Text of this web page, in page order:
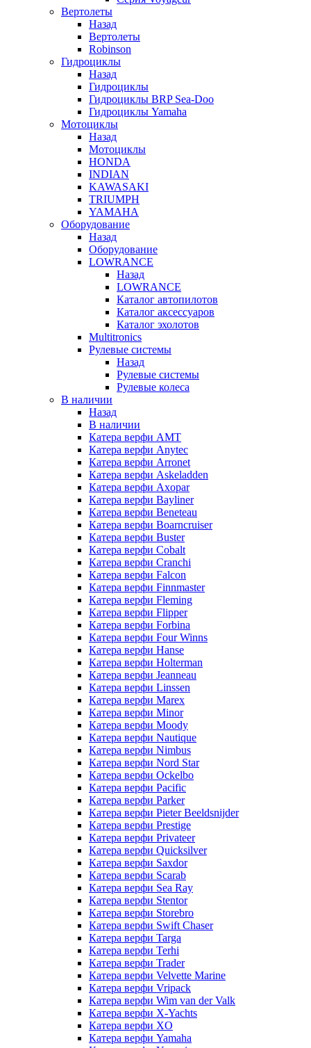
Вертолеты
Назад
Вертолеты
Robinson
Гидроциклы
Назад
Гидроциклы
Гидроциклы BRP Sea-Doo
Гидроциклы Yamaha
Мотоциклы
Назад
Мотоциклы
HONDA
INDIAN
KAWASAKI
TRIUMPH
YAMAHA
Оборудование
Назад
Оборудование
LOWRANCE
Назад
LOWRANCE
Каталог автопилотов
Каталог аксессуаров
Каталог эхолотов
Multitronics
Рулевые системы
Назад
Рулевые системы
Рулевые колеса
В наличии
Назад
В наличии
Катера верфи AMT
Катера верфи Anytec
Катера верфи Arronet
Катера верфи Askeladden
Катера верфи Axopar
Катера верфи Bayliner
Катера верфи Beneteau
Катера верфи Boarncruiser
Катера верфи Buster
Катера верфи Cobalt
Катера верфи Cranchi
Катера верфи Falcon
Катера верфи Finnmaster
Катера верфи Fleming
Катера верфи Flipper
Катера верфи Forbina
Катера верфи Four Winns
Катера верфи Hanse
Катера верфи Holterman
Катера верфи Jeanneau
Катера верфи Linssen
Катера верфи Marex
Катера верфи Minor
Катера верфи Moody
Катера верфи Nautique
Катера верфи Nimbus
Катера верфи Nord Star
Катера верфи Ockelbo
Катера верфи Pacific
Катера верфи Parker
Катера верфи Pieter Beeldsnijder
Катера верфи Prestige
Катера верфи Privateer
Катера верфи Quicksilver
Катера верфи Saxdor
Катера верфи Scarab
Катера верфи Sea Ray
Катера верфи Stentor
Катера верфи Storebro
Катера верфи Swift Chaser
Катера верфи Targa
Катера верфи Terhi
Катера верфи Trader
Катера верфи Velvette Marine
Катера верфи Vripack
Катера верфи Wim van der Valk
Катера верфи X-Yachts
Катера верфи XO
Катера верфи Yamaha